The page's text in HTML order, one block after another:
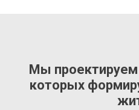
Мы проектируем
которых